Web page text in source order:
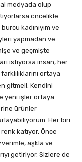
medyada olup
öncelikle
kadınıyım ve
yapmadan ve
ve geçmişte
istiyorsa insan, her
ortaya
gitmeli. Kendini
yeni işler ortaya
ürünler
Her biri
katıyor. Önce
aşkla ve
getiriyor. Sizlere de